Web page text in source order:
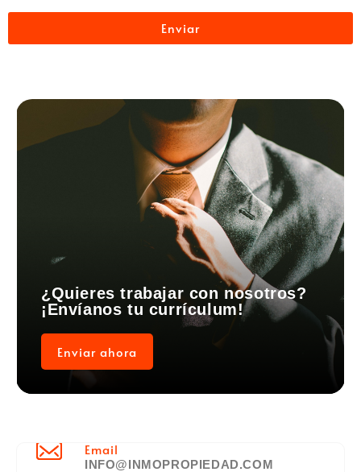
Enviar
¿Quieres trabajar con nosotros?
¡Envíanos tu currículum!
Enviar ahora
Email
INFO@INMOPROPIEDAD.COM